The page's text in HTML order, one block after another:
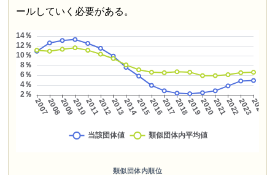
ールしていく必要がある。
類似団体内順位